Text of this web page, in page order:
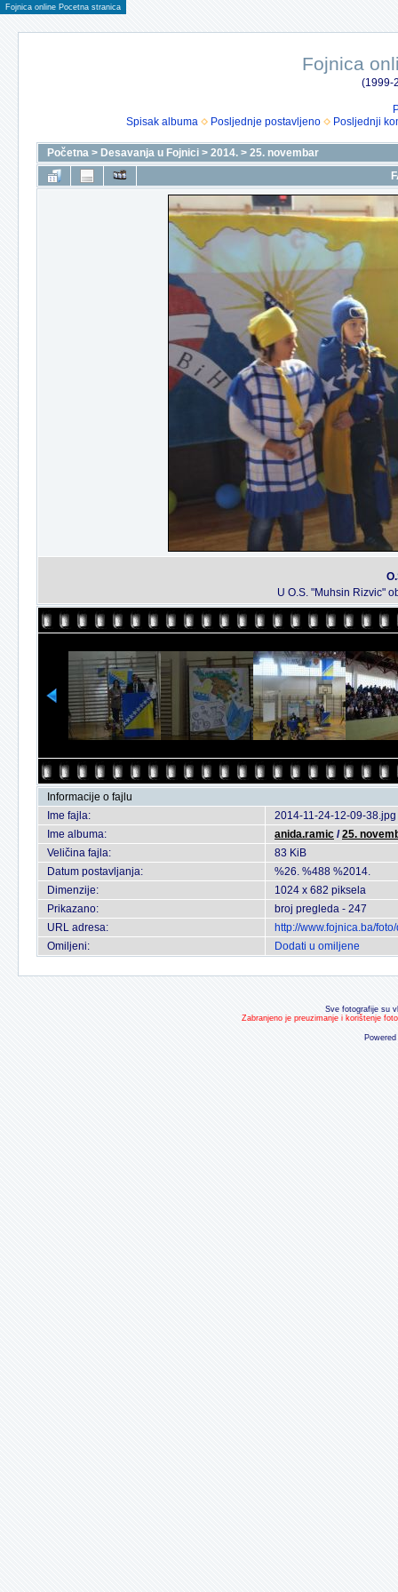
Fojnica online Pocetna stranica
Fojnica
(1999-
Spisak albuma
Posljednje postavljeno Posljednji
Početna > Desavanja u Fojnici > 2014. > 25. novembar
U O.S. "Muhsin Rizvic"
Informacije o fajlu
Ime fajla:
2014-11-24-12-09-38.jpg
Ime albuma:
anida.ramic /25.
Veličina fajla:
83 KiB
Datum postavljanja:
%26. %488 %2014.
Dimenzije:
1024 x 682 piksela
Prikazano:
broj pregleda - 247
URL adresa:
http://www.fojnica.ba/
Omiljeni:
Dodati u omiljene
Sve fotografije su
Zabranjeno je preuzimanje i korištenje